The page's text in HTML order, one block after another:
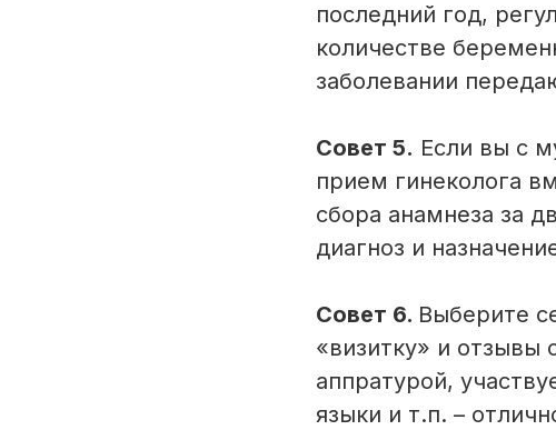
последний год,
количестве
заболевании
Совет 5. Если вы с
прием гинеколога
сбора анамнеза за
диагноз и
Совет 6. Выберите
«визитку» и отзывы
аппратурой,
языки и т.п. –